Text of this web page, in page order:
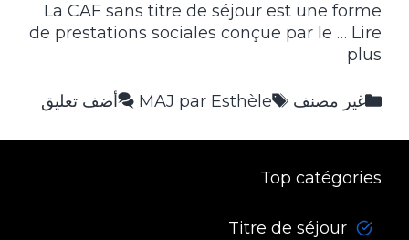
La CAF sans titre de séjour est une forme
de prestations sociales conçue par le … Lire
plus
التصنيفات
غير مصنف الوسوم
MAJ par Esthèle أضف تعليق
Top catégories
Titre de séjour